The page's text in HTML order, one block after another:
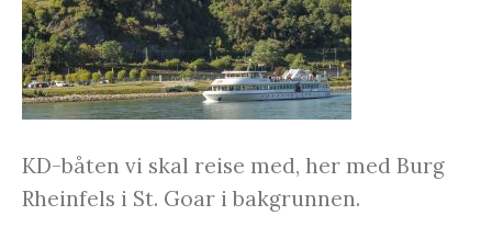
KD-båten vi skal reise med, her med Burg
Rheinfels i St. Goar i bakgrunnen.